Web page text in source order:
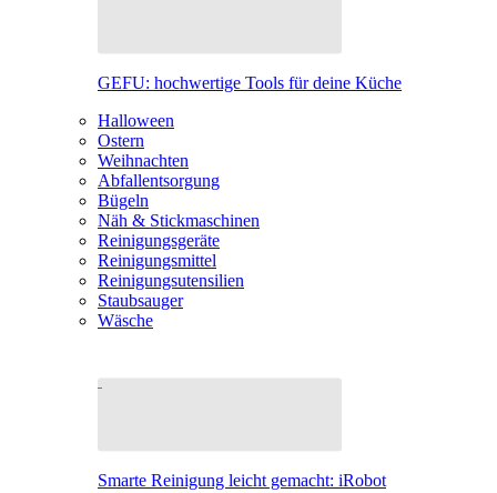
GEFU: hochwertige Tools für deine Küche
Halloween
Ostern
Weihnachten
Abfallentsorgung
Bügeln
Näh & Stickmaschinen
Reinigungsgeräte
Reinigungsmittel
Reinigungsutensilien
Staubsauger
Wäsche
Smarte Reinigung leicht gemacht: iRobot